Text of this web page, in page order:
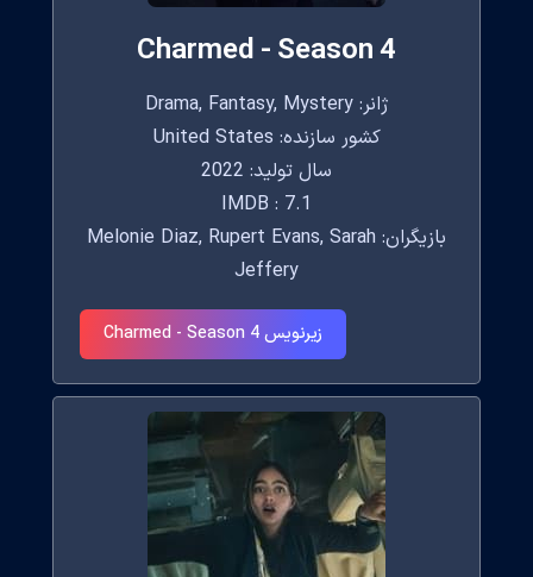
Charmed - Season 4
ژانر: Drama, Fantasy, Mystery
کشور سازنده: United States
سال تولید: 2022
IMDB : 7.1
بازیگران: Melonie Diaz, Rupert Evans, Sarah
Jeffery
زیرنویس Charmed - Season 4